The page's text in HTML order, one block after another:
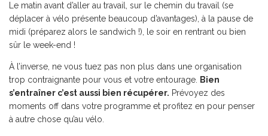
Le matin avant d’aller au travail, sur le chemin du travail (se
déplacer à vélo présente beaucoup d’avantages), à la pause de
midi (préparez alors le sandwich !), le soir en rentrant ou bien
sûr le week-end !
À l’inverse, ne vous tuez pas non plus dans une organisation
trop contraignante pour vous et votre entourage.
Bien
s’entraîner c’est aussi bien récupérer. Prévoyez des
moments off dans votre programme et profitez en pour penser
à autre chose qu’au vélo.